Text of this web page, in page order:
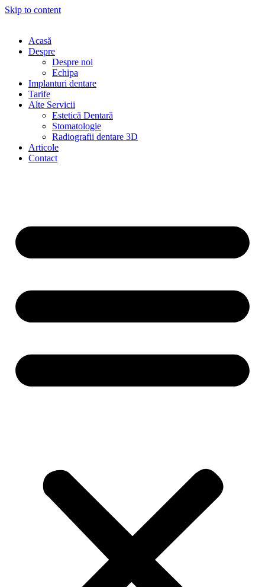
Skip to content
Acasă
Despre
Despre noi
Echipa
Implanturi dentare
Tarife
Alte Servicii
Estetică Dentară
Stomatologie
Radiografii dentare 3D
Articole
Contact